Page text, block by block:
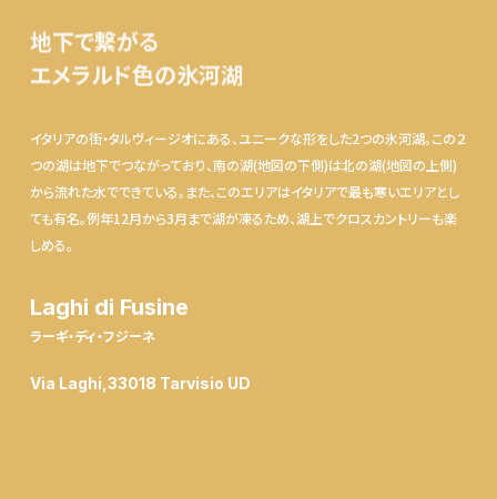
地下で繋がる
エメラルド色の氷河湖
イタリアの街・タルヴィージオにある、ユニークな形をした2つの氷河湖。この２
つの湖は地下でつながっており、南の湖(地図の下側)は北の湖(地図の上側)
から流れた水でできている。また、このエリアはイタリアで最も寒いエリアとし
ても有名。例年12月から3月まで湖が凍るため、湖上でクロスカントリーも楽
しめる。
Laghi di Fusine
ラーギ・ディ・フジーネ
Via Laghi,33018 Tarvisio UD